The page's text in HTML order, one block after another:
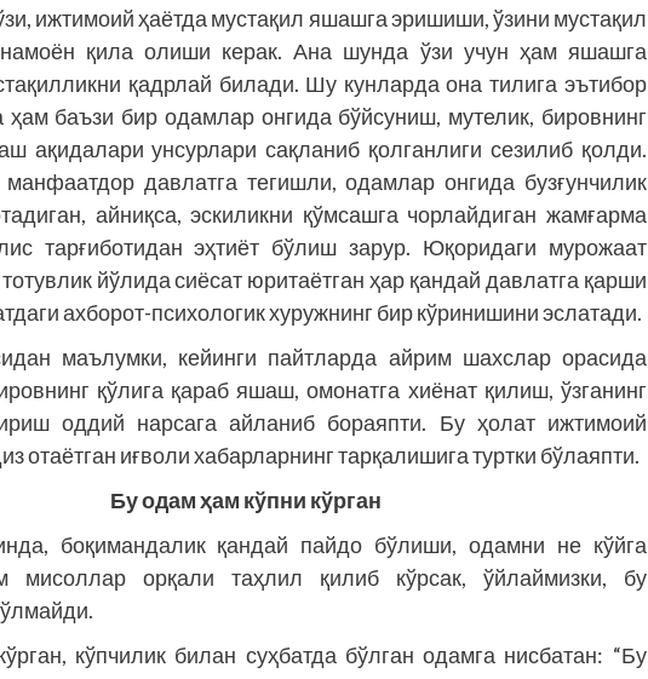
ижтимоий ҳаётда мустақил яшашга эришиши, ўзини мустақил
қила олиши керак. Ана шунда ўзи учун ҳам яшашга
қадрлай билади. Шу кунларда она тилига эътибор
ҳам баъзи бир одамлар онгида бўйсуниш, мутелик, бировнинг
ақидалари унсурлари сақланиб қолганлиги сезилиб қолди.
давлатга тегишли, одамлар онгида бузғунчилик
айниқса, эскиликни қўмсашга чорлайдиган жамғарма
тарғиботидан эҳтиёт бўлиш зарур. Юқоридаги мурожаат
йўлида сиёсат юритаётган ҳар қандай давлатга қарши
ахборот-психологик хуружнинг бир кўринишини эслатади.
маълумки, кейинги пайтларда айрим шахслар орасида
қўлига қараб яшаш, омонатга хиёнат қилиш, ўзганинг
оддий нарсага айланиб бораяпти. Бу ҳолат ижтимоий
отаётган иғволи хабарларнинг тарқалишига туртки бўлаяпти.
Бу одам ҳам кўпни кўрган
боқимандалик қандай пайдо бўлиши, одамни не кўйга
мисоллар орқали таҳлил қилиб кўрсак, ўйлаймизки, бу
кўпчилик билан суҳбатда бўлган одамга нисбатан: “Бу